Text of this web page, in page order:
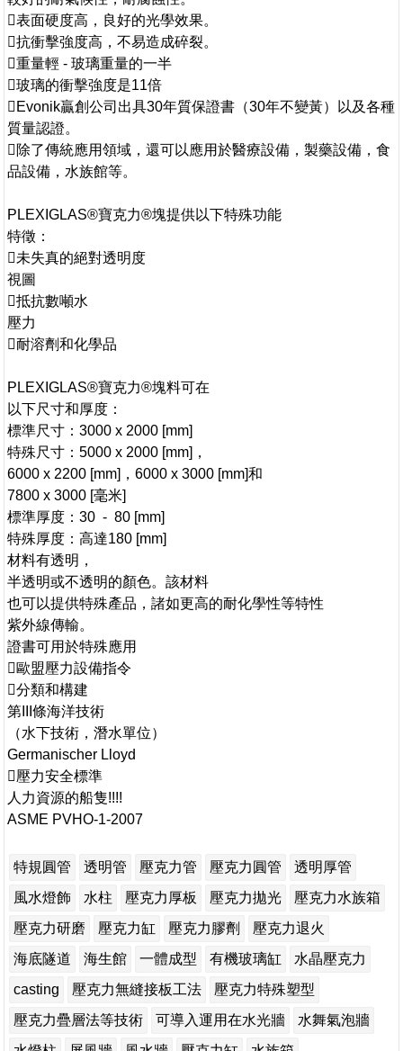
表面硬度高，良好的光學效果。
抗衝擊強度高，不易造成碎裂。
重量輕 - 玻璃重量的一半
玻璃的衝擊強度是11倍
Evonik贏創公司出具30年質保證書（30年不變黃）以及各種
質量認證。
除了傳統應用領域，還可以應用於醫療設備，製藥設備，食
品設備，水族館等。
PLEXIGLAS®寶克力®塊提供以下特殊功能
特徵：
未失真的絕對透明度
視圖
抵抗數噸水
壓力
耐溶劑和化學品
PLEXIGLAS®寶克力®塊料可在
以下尺寸和厚度：
標準尺寸：3000 x 2000 [mm]
特殊尺寸：5000 x 2000 [mm]，
6000 x 2200 [mm]，6000 x 3000 [mm]和
7800 x 3000 [毫米]
標準厚度：30 - 80 [mm]
特殊厚度：高達180 [mm]
材料有透明，
半透明或不透明的顏色。該材料
也可以提供特殊產品，諸如更高的耐化學性等特性
紫外線傳輸。
證書可用於特殊應用
歐盟壓力設備指令
分類和構建
第III條海洋技術
（水下技術，潛水單位）
Germanischer Lloyd
壓力安全標準
人力資源的船隻!!!!
ASME PVHO-1-2007
特規圓管 透明管 壓克力管 壓克力圓管
透明厚管
風水燈飾
水柱 壓克力厚板 壓克力拋光
壓克力水族箱
壓克力研磨
壓克力缸 壓克力膠劑
壓克力退火
海底隧道
海生館 一體成型 有機玻璃缸
水晶壓克力
casting
壓克力無縫接板工法
壓克力特殊塑型
壓克力疊層法等技術
可導入運用在水光牆
水舞氣泡牆